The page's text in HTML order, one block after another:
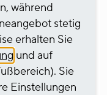
während
stetig
erhalten Sie
und auf
Sie
Einstellungen